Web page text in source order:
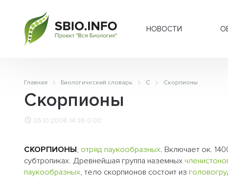
НОВОСТИ
Главная Биологический словарь С Скорпионы
Скорпионы
05.10.2006 14:36 0.00
СКОРПИОНЫ, отряд паукообразных. Включает ок.
субтропиках. Древнейшая группа наземных
паукообразных, тело скорпионов состоит из